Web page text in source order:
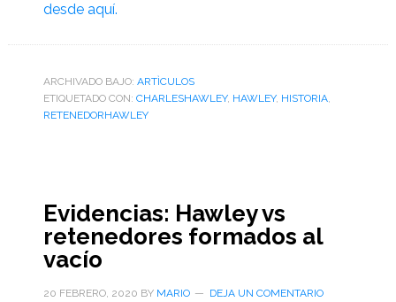
desde aquí.
ARCHIVADO BAJO: ARTÌCULOS
ETIQUETADO CON: CHARLESHAWLEY, HAWLEY, HISTORIA,
RETENEDORHAWLEY
Evidencias: Hawley vs
retenedores formados al
vacío
20 FEBRERO, 2020 BY MARIO DEJA UN COMENTARIO